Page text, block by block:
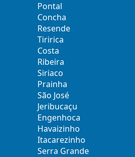
Pontal
Concha
Resende
Tiririca
Costa
Ribeira
Siriaco
Prainha
São José
Jeribucaçu
Engenhoca
Havaizinho
Itacarezinho
Serra Grande